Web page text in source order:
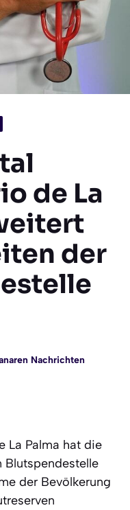
de La
der
Nachrichten
La Palma hat die
Blutspendestelle
der Bevölkerung